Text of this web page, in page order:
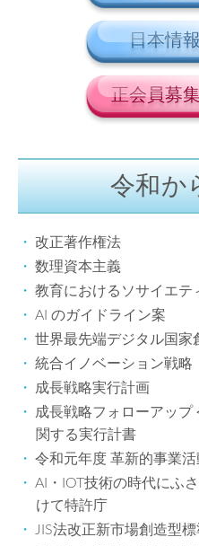
日本情
正会員募
令和か
改正著作権法
数理資本主義
教育におけるソサイエテ
AI のガイドライン案
世界最先端デジタル国家
統合イノベーション戦略
成長戦略実行計画
成長戦略フォローアップ
関する実行計書
令和元年度 革新的事業
AI・IOT技術の時代にふ
けて特許庁
JIS法改正新市場創造型